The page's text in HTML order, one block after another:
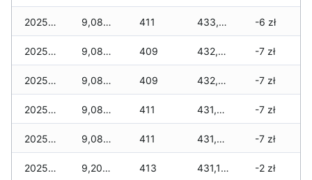
2025-12-05 9,080 zł 411 433,090 zł -6 zł
2025-12-04 9,080 zł 409 432,650 zł -7 zł
2025-12-03 9,080 zł 409 432,425 zł -7 zł
2025-12-02 9,080 zł 411 431,845 zł -7 zł
2025-12-01 9,080 zł 411 431,340 zł -7 zł
2025-11-30 9,200 zł 413 431,130 zł -2 zł